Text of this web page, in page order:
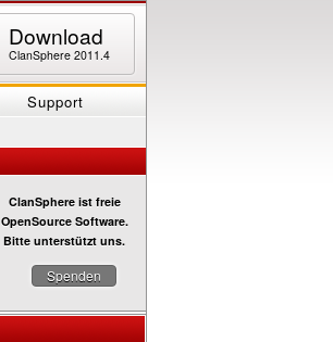
Download
ClanSphere 2011.4
Support
ClanSphere ist freie
OpenSource Software.
Bitte unterstützt uns.
Spenden